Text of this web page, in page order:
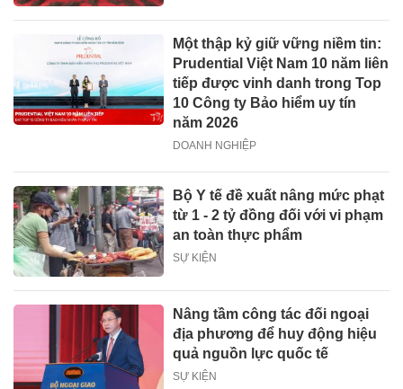
Một thập kỷ giữ vững niềm tin:
Prudential Việt Nam 10 năm liên
tiếp được vinh danh trong Top
10 Công ty Bảo hiểm uy tín
năm 2026
DOANH NGHIỆP
Bộ Y tế đề xuất nâng mức phạt
từ 1 - 2 tỷ đồng đối với vi phạm
an toàn thực phẩm
SỰ KIỆN
Nâng tầm công tác đối ngoại
địa phương để huy động hiệu
quả nguồn lực quốc tế
SỰ KIỆN